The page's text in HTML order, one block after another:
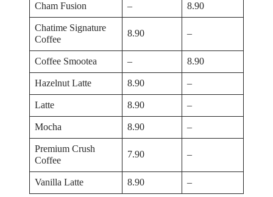
Cham Fusion
–
8.90
Chatime Signature
Coffee
8.90 –
Coffee Smootea –
8.90
Hazelnut Latte
8.90
–
Latte
8.90
–
Mocha
8.90
–
Premium Crush
Coffee
7.90 –
Vanilla Latte 8.90 –